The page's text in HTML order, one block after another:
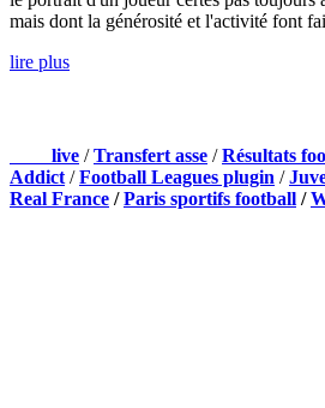
mais dont la générosité et l'activité font
lire plus
live /Transfert asse /Résultats
Addict /Football Leagues plugin /
Real France /Paris sportifs football /